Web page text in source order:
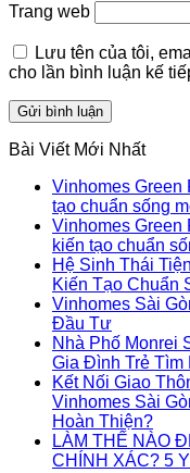
Trang web
Lưu tên của tôi,
cho lần bình luận kế
Bài Viết Mới Nhất
Vinhomes Green
tạo chuẩn sống
Vinhomes Green
kiến tạo chuẩn
Hệ Sinh Thái
Kiến Tạo Chuẩn
Vinhomes Sài
Đầu Tư
Nhà Phố Monrei
Gia Đình Trẻ Tìm
Kết Nối Giao
Vinhomes Sài
Hoàn Thiện?
LÀM THẾ NÀO
CHÍNH XÁC? 5